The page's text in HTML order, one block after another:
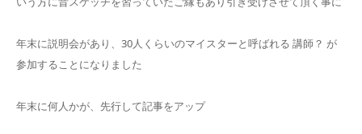
年末に説明会があり、30人くらいのマイスターと呼ばれる 講師？ が
参加することになりました
年末に何人かが、先行して記事をアップ